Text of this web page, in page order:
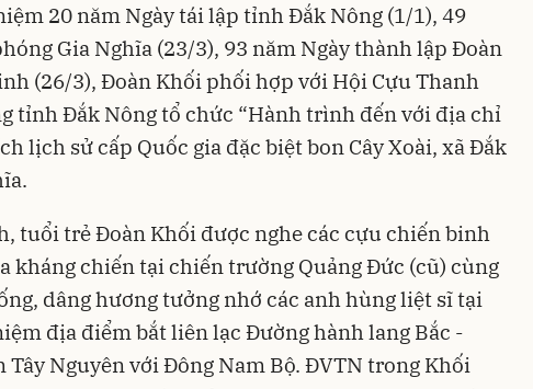
20 năm Ngày tái lập tỉnh Đắk Nông (1/1), 49
Gia Nghĩa (23/3), 93 năm Ngày thành lập Đoàn
(26/3), Đoàn Khối phối hợp với Hội Cựu Thanh
tỉnh Đắk Nông tổ chức “Hành trình đến với địa chỉ
lịch sử cấp Quốc gia đặc biệt bon Cây Xoài, xã Đắk
tuổi trẻ Đoàn Khối được nghe các cựu chiến binh
kháng chiến tại chiến trường Quảng Đức (cũ) cùng
dâng hương tưởng nhớ các anh hùng liệt sĩ tại
địa điểm bắt liên lạc Đường hành lang Bắc -
Tây Nguyên với Đông Nam Bộ. ĐVTN trong Khối